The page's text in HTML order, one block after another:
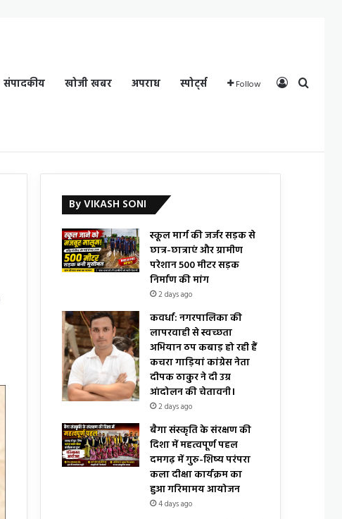
संपादकीय खोजी खबर अपराध स्पोर्ट्स Follow Log In
By VIKASH SONI
स्कूल मार्ग की जर्जर सड़क से
छात्र-छात्राएं और ग्रामीण
परेशान 500 मीटर सड़क
निर्माण की मांग
2 days ago
कवर्धा: नगरपालिका की
लापरवाही से स्वच्छता
अभियान ठप कबाड़ हो रही हैं
कचरा गाड़ियां कांग्रेस नेता
दीपक ठाकुर ने दी उग्र
आंदोलन की चेतावनी।
2 days ago
बैगा संस्कृति के संरक्षण की
दिशा में महत्वपूर्ण पहल
दमगढ़ में गुरु-शिष्य परंपरा
कला दीक्षा कार्यक्रम का
हुआ गरिमामय आयोजन
4 days ago